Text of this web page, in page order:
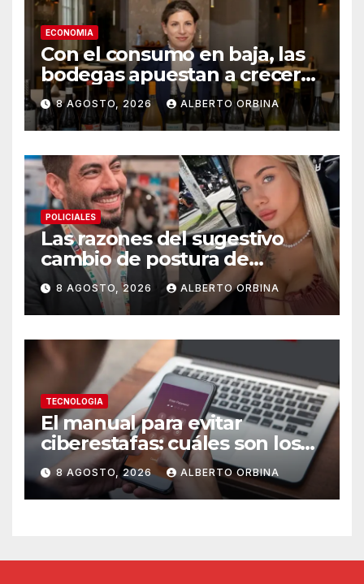
ECONOMIA
Con el consumo en baja, las
bodegas apuestan a crecer
transformando el vino
argentino en una experiencia
gourmet
8 AGOSTO, 2026 ALBERTO ORBINA
POLICIALES
Las razones del sugestivo
cambio de postura de
Candela Arizaga y los
beneficios de ser un Moyano
8 AGOSTO, 2026 ALBERTO ORBINA
TECNOLOGIA
El manual para evitar
ciberestafas: cuáles son los
engaños más comunes y las
señales de alerta
8 AGOSTO, 2026 ALBERTO ORBINA